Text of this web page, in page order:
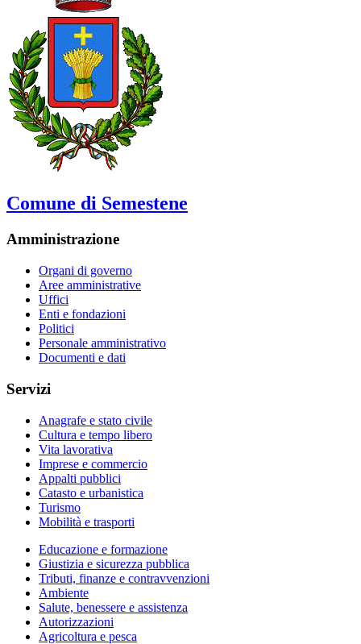
Comune di Semestene
Amministrazione
Organi di governo
Aree amministrative
Uffici
Enti e fondazioni
Politici
Personale amministrativo
Documenti e dati
Servizi
Anagrafe e stato civile
Cultura e tempo libero
Vita lavorativa
Imprese e commercio
Appalti pubblici
Catasto e urbanistica
Turismo
Mobilità e trasporti
Educazione e formazione
Giustizia e sicurezza pubblica
Tributi, finanze e contravvenzioni
Ambiente
Salute, benessere e assistenza
Autorizzazioni
Agricoltura e pesca